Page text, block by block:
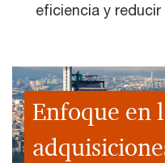
eficiencia y
Enfoque en